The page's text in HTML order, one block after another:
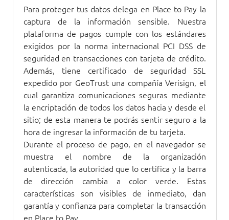
Para proteger tus datos delega en Place to Pay la
captura de la información sensible. Nuestra
plataforma de pagos cumple con los estándares
exigidos por la norma internacional PCI DSS de
seguridad en transacciones con tarjeta de crédito.
Además, tiene certificado de seguridad SSL
expedido por GeoTrust una compañía Verisign, el
cual garantiza comunicaciones seguras mediante
la encriptación de todos los datos hacia y desde el
sitio; de esta manera te podrás sentir seguro a la
hora de ingresar la información de tu tarjeta.
Durante el proceso de pago, en el navegador se
muestra el nombre de la organización
autenticada, la autoridad que lo certifica y la barra
de dirección cambia a color verde. Estas
características son visibles de inmediato, dan
garantía y confianza para completar la transacción
en Place to Pay.